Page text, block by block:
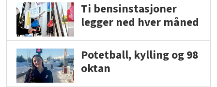
Ti bensinstasjoner
legger ned hver måned
Potetball, kylling og 98
oktan